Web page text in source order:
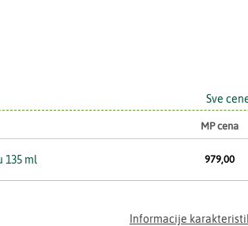
Sve
MP cena
135 ml 979,00
Informacije